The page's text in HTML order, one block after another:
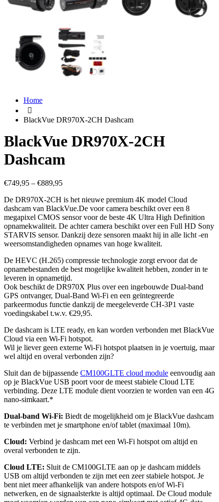
Home
BlackVue DR970X-2CH Dashcam
BlackVue DR970X-2CH
Dashcam
€749,95 – €889,95
De DR970X-2CH is het nieuwe premium 4K model Cloud
dashcam van BlackVue.De voor camera beschikt over een 8
megapixel CMOS sensor voor de beste 4K Ultra High Definition
opnamekwaliteit. De achter camera beschikt over een Full HD Sony
STARVIS sensor. Dankzij deze sensoren maakt hij in alle licht -en
weersomstandigheden opnames van hoge kwaliteit.
De HEVC (H.265) compressie technologie zorgt ervoor dat de
opnamebestanden de best mogelijke kwaliteit hebben, zonder in te
leveren in opnametijd.
Ook beschikt de DR970X Plus over een ingebouwde Dual-band
GPS ontvanger, Dual-Band Wi-Fi en een geïntegreerde
parkeermodus functie dankzij de meegeleverde CH-3P1 vaste
voedingskabel t.w.v. €29,95.
De dashcam is LTE ready, en kan worden verbonden met BlackVue
Cloud via een Wi-Fi hotspot.
Wil je liever geen externe Wi-Fi hotspot plaatsen in je voertuig, maar
wel altijd en overal verbonden zijn?
Sluit dan de bijpassende CM100GLTE cloud module eenvoudig aan
op je BlackVue USB poort voor de meest stabiele Cloud LTE
verbinding. Deze LTE module dient voorzien te worden van een 4G
nano-simkaart.*
Dual-band Wi-Fi: Biedt de mogelijkheid om je BlackVue dashcam
te verbinden met je smartphone en/of tablet (maximaal 10m).
Cloud: Verbind je dashcam met een Wi-Fi hotspot om altijd en
overal verbonden te zijn.
Cloud LTE: Sluit de CM100GLTE aan op je dashcam middels
USB om altijd verbonden te zijn met een zeer stabiele hotspot. Je
bent niet meer afhankelijk van andere hotspots en/of Wi-Fi
netwerken, en de signaalsterkte is altijd optimaal. De Cloud module